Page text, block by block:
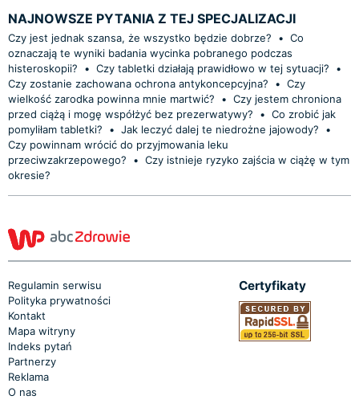
NAJNOWSZE PYTANIA Z TEJ SPECJALIZACJI
Czy jest jednak szansa, że wszystko będzie dobrze? • Co
oznaczają te wyniki badania wycinka pobranego podczas
histeroskopii?
• Czy tabletki działają prawidłowo w tej sytuacji?
•
Czy zostanie zachowana ochrona antykoncepcyjna?
• Czy
wielkość zarodka powinna mnie martwić?
• Czy jestem chroniona
przed ciążą i mogę współżyć bez prezerwatywy?
• Co zrobić jak
pomyliłam tabletki?
• Jak leczyć dalej te niedrożne jajowody?
•
Czy powinnam wrócić do przyjmowania leku
przeciwzakrzepowego?
• Czy istnieje ryzyko zajścia w ciążę w tym
okresie?
Regulamin serwisu
Polityka prywatności
Kontakt
Mapa witryny
Indeks pytań
Partnerzy
Reklama
O nas
Certyfikaty